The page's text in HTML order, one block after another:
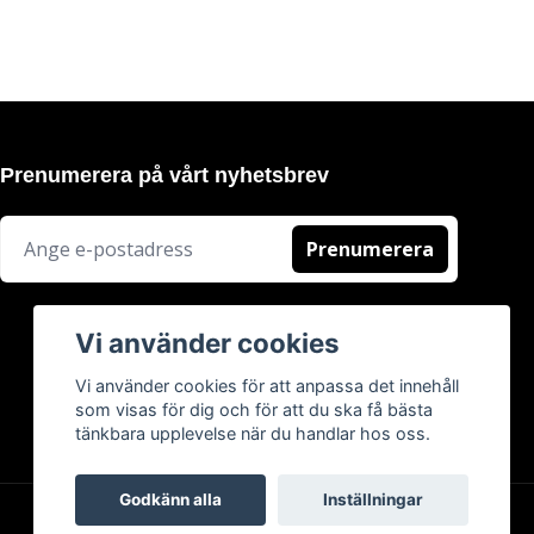
Prenumerera på vårt nyhetsbrev
Prenumerera
Vi använder cookies
Vi använder cookies för att anpassa det innehåll
som visas för dig och för att du ska få bästa
tänkbara upplevelse när du handlar hos oss.
Godkänn alla Inställningar